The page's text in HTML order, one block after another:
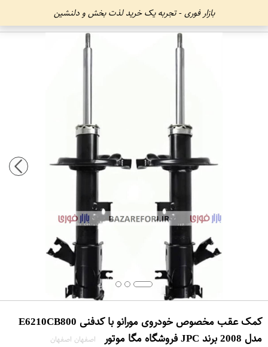
بازار فوری - تجربه یک خرید لذت بخش و دلنشین
کمک عقب مخصوص خودروی مورانو با کدفنی E6210CB800
مدل 2008 برند JPC فروشگاه مگا موتور
اصفهان اصفهان